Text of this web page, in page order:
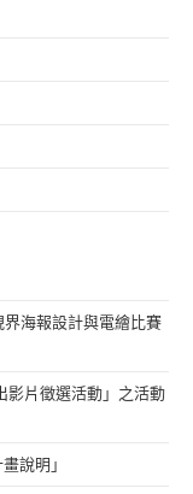
海報設計與電繪比賽
影片徵選活動」之活動
說明」